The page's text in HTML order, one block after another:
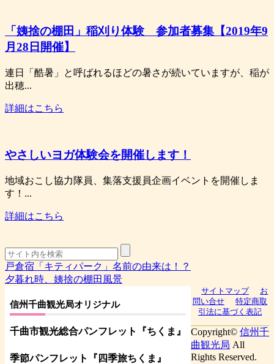
「姨捨の棚田」稲刈り体験 参加者募集【2019年9
月28日開催】
連日「酷暑」と呼ばれるほどの暑さが続いていますが、稲が
出穂...
詳細はこちら
やさしいヨガ体験会を開催します！
地域おこし協力隊員、集落支援員企画イベントを開催しま
す！...
詳細はこちら
戸倉宿「キティパーク」名前の由来は！？
夕暮れ時、姨捨の棚田風景
信州千曲観光局オリジナル
千曲市観光総合パンフレット 『ちくま 』
季節パンフレット『四季旅ちくま』
サイトマップ
お
問い合せ
特定商取
引法に基づく表記
Copyright© 信州千
曲観光局 All
Rights Reserved.